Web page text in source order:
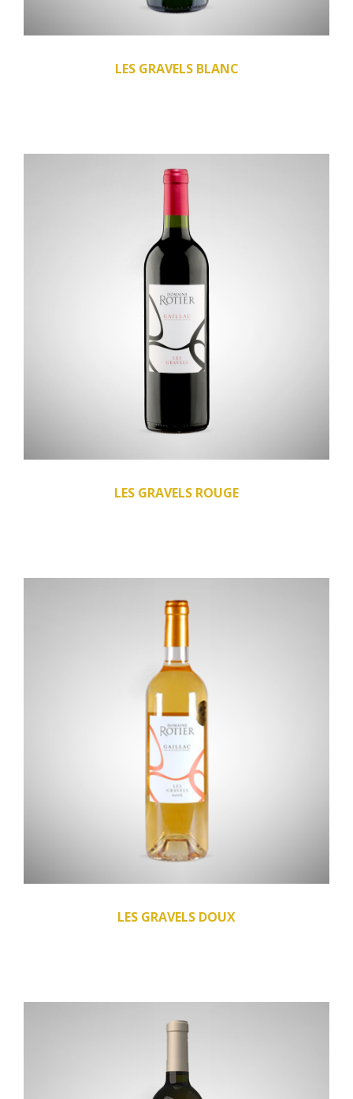
LES GRAVELS BLANC
LES GRAVELS ROUGE
LES GRAVELS DOUX